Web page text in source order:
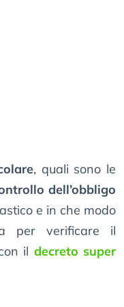
, quali sono le
dell’obbligo
e in che modo
per verificare il
il decreto super